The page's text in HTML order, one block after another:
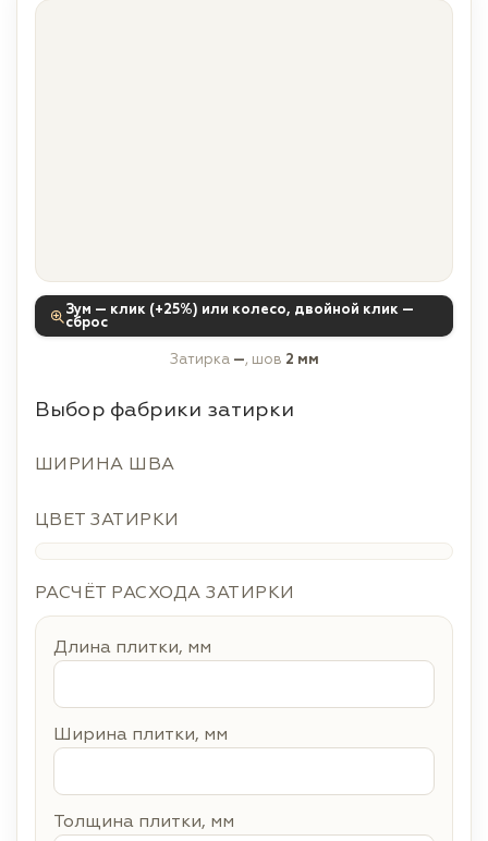
Зум — клик (+25%) или колесо, двойной клик —
сброс
Затирка —, шов 2 мм
Выбор фабрики затирки
ШИРИНА ШВА
ЦВЕТ ЗАТИРКИ
РАСЧЁТ РАСХОДА ЗАТИРКИ
Длина плитки, мм
Ширина плитки, мм
Толщина плитки, мм